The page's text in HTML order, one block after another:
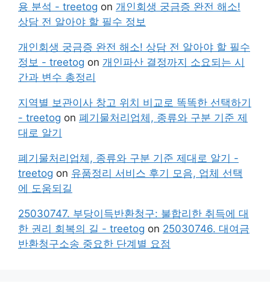
용 분석 - treetog on 개인회생 궁금증 완전 해소!
상담 전 알아야 할 필수 정보
개인회생 궁금증 완전 해소! 상담 전 알아야 할 필수
정보 - treetog on 개인파산 결정까지 소요되는 시
간과 변수 총정리
지역별 보관이사 창고 위치 비교로 똑똑한 선택하기
- treetog on 폐기물처리업체, 종류와 구분 기준 제
대로 알기
폐기물처리업체, 종류와 구분 기준 제대로 알기 -
treetog on 유품정리 서비스 후기 모음, 업체 선택
에 도움되길
25030747. 부당이득반환청구: 불합리한 취득에 대
한 권리 회복의 길 - treetog on 25030746. 대여금
반환청구소송 중요한 단계별 요점